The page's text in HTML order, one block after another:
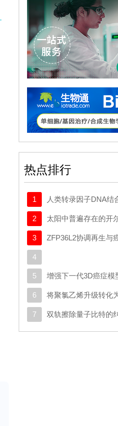
热点排行
1 人类转录因子DNA结合特
2 太阳中普遍存在的开尔文–亥姆霍兹不稳
3 ZFP36L2协调再生与癌症中的
4
5 增强下一代3D癌症模
6 将聚氯乙烯升级转化为
7 双轨擦除量子比特的